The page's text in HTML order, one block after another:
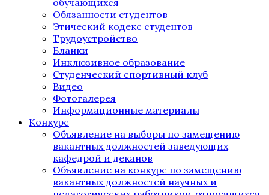
обучающихся
Обязанности студентов
Этический кодекс студентов
Трудоустройство
Бланки
Инклюзивное образование
Студенческий спортивный клуб
Видео
Фотогалерея
Информационные материалы
Конкурс
Объявление на выборы по замещению
вакантных должностей заведующих
кафедрой и деканов
Объявление на конкурс по замещению
вакантных должностей научных и